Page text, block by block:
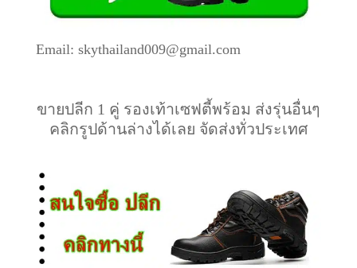
Email: skythailand009@gmail.com
ขายปลีก 1 คู่ รองเท้าเซฟตี้พร้อม ส่งรุ่นอื่นๆ
คลิกรูปด้านล่างได้เลย จัดส่งทั่วประเทศ